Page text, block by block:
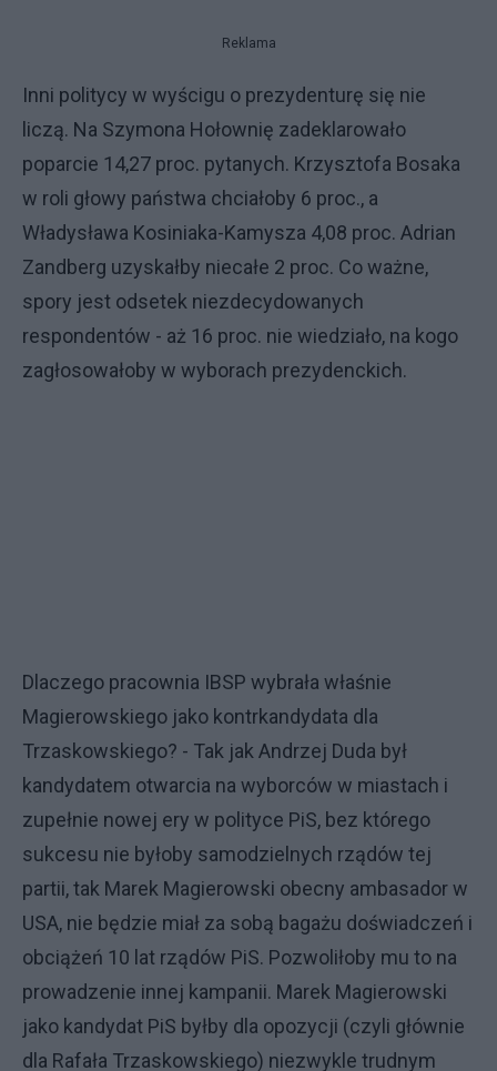
Reklama
Inni politycy w wyścigu o prezydenturę się nie
liczą. Na Szymona Hołownię zadeklarowało
poparcie 14,27 proc. pytanych. Krzysztofa Bosaka
w roli głowy państwa chciałoby 6 proc., a
Władysława Kosiniaka-Kamysza 4,08 proc. Adrian
Zandberg uzyskałby niecałe 2 proc. Co ważne,
spory jest odsetek niezdecydowanych
respondentów - aż 16 proc. nie wiedziało, na kogo
zagłosowałoby w wyborach prezydenckich.
Dlaczego pracownia IBSP wybrała właśnie
Magierowskiego jako kontrkandydata dla
Trzaskowskiego? - Tak jak Andrzej Duda był
kandydatem otwarcia na wyborców w miastach i
zupełnie nowej ery w polityce PiS, bez którego
sukcesu nie byłoby samodzielnych rządów tej
partii, tak Marek Magierowski obecny ambasador w
USA, nie będzie miał za sobą bagażu doświadczeń i
obciążeń 10 lat rządów PiS. Pozwoliłoby mu to na
prowadzenie innej kampanii. Marek Magierowski
jako kandydat PiS byłby dla opozycji (czyli głównie
dla Rafała Trzaskowskiego) niezwykle trudnym